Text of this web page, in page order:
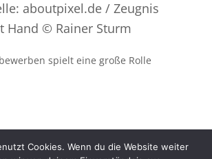
aboutpixel.de / Zeugnis
Hand © Rainer Sturm
spielt eine große Rolle
Cookies. Wenn du die Website weiter